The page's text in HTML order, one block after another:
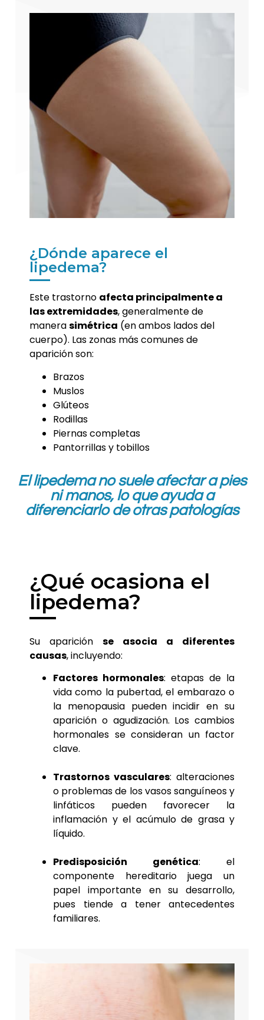
¿Dónde aparece el
lipedema?
Este trastorno afecta principalmente a
las extremidades, generalmente de
manerasimétrica (en ambos lados del
cuerpo). Las zonas más comunes de
aparición son:
Brazos
Muslos
Glúteos
Rodillas
Piernas completas
Pantorrillas y tobillos
El lipedemano suele afectar a pies
ni manos, lo que ayuda a
diferenciarlo de otras patologías
¿Qué ocasiona el
lipedema?
Su aparición se asocia a diferentes
causas, incluyendo:
Factores hormonales: etapas de la
vida como la pubertad, el embarazo o
la menopausia pueden incidir en su
aparición o agudización. Los cambios
hormonales se consideran un factor
clave.
Trastornos vasculares: alteraciones
o problemas de los vasos sanguíneos y
linfáticos pueden favorecer la
inflamación y el acúmulo de grasa y
líquido.
Predisposición genética: el
componente hereditario juega un
papel importante en su desarrollo,
pues tiende a tener antecedentes
familiares.